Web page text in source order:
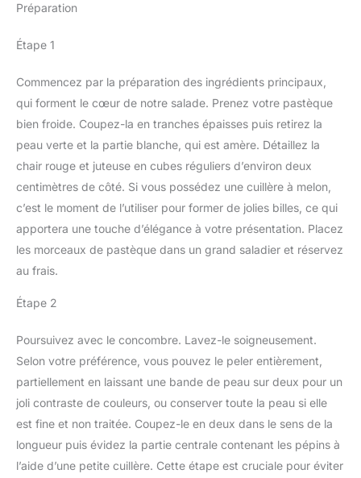
Préparation
Étape 1
Commencez par la préparation des ingrédients principaux,
qui forment le cœur de notre salade. Prenez votre pastèque
bien froide. Coupez-la en tranches épaisses puis retirez la
peau verte et la partie blanche, qui est amère. Détaillez la
chair rouge et juteuse en cubes réguliers d’environ deux
centimètres de côté. Si vous possédez une cuillère à melon,
c’est le moment de l’utiliser pour former de jolies billes, ce qui
apportera une touche d’élégance à votre présentation. Placez
les morceaux de pastèque dans un grand saladier et réservez
au frais.
Étape 2
Poursuivez avec le concombre. Lavez-le soigneusement.
Selon votre préférence, vous pouvez le peler entièrement,
partiellement en laissant une bande de peau sur deux pour un
joli contraste de couleurs, ou conserver toute la peau si elle
est fine et non traitée. Coupez-le en deux dans le sens de la
longueur puis évidez la partie centrale contenant les pépins à
l’aide d’une petite cuillère. Cette étape est cruciale pour éviter